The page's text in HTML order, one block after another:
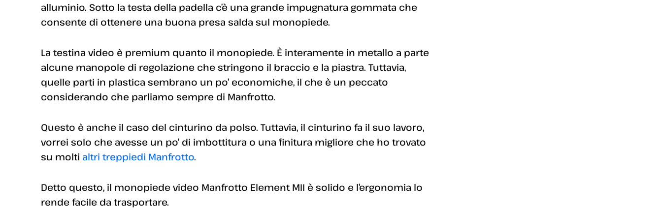
alluminio. Sotto la testa della padella c’è una grande impugnatura gommata che
consente di ottenere una buona presa salda sul monopiede.
La testina video è premium quanto il monopiede. È interamente in metallo a parte
alcune manopole di regolazione che stringono il braccio e la piastra. Tuttavia,
quelle parti in plastica sembrano un po’ economiche, il che è un peccato
considerando che parliamo sempre di Manfrotto.
Questo è anche il caso del cinturino da polso. Tuttavia, il cinturino fa il suo lavoro,
vorrei solo che avesse un po’ di imbottitura o una finitura migliore che ho trovato
su molti altri treppiedi Manfrotto.
Detto questo, il monopiede video Manfrotto Element MII è solido e l’ergonomia lo
rende facile da trasportare.